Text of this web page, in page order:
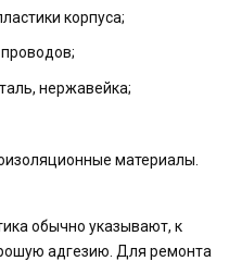
корпуса;
нержавейка;
материалы.
обычно указывают, к
адгезию. Для ремонта